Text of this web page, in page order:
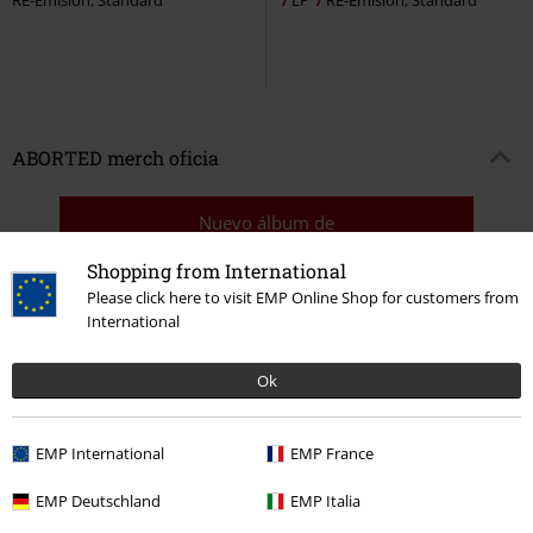
Shopping from International
Please click here to visit EMP Online Shop for customers from
International
Ok
EMP International EMP France
EMP Deutschland EMP Italia
ABORTED merch oficia
Nuevo álbum de
"Vault Of Horrors"
a partir del 15.03.2024 en EMP ...!
15%
E-mail Newsletter
¡Cheque regalo del 15% de descuento,
suscríbete ahora!